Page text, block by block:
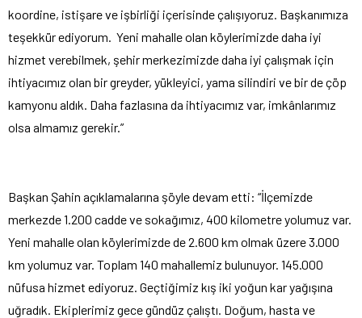
koordine, istişare ve işbirliği içerisinde çalışıyoruz. Başkanımıza
teşekkür ediyorum. Yeni mahalle olan köylerimizde daha iyi
hizmet verebilmek, şehir merkezimizde daha iyi çalışmak için
ihtiyacımız olan bir greyder, yükleyici, yama silindiri ve bir de çöp
kamyonu aldık. Daha fazlasına da ihtiyacımız var, imkânlarımız
olsa almamız gerekir.”
Başkan Şahin açıklamalarına şöyle devam etti: “İlçemizde
merkezde 1.200 cadde ve sokağımız, 400 kilometre yolumuz var.
Yeni mahalle olan köylerimizde de 2.600 km olmak üzere 3.000
km yolumuz var. Toplam 140 mahallemiz bulunuyor. 145.000
nüfusa hizmet ediyoruz. Geçtiğimiz kış iki yoğun kar yağışına
uğradık. Ekiplerimiz gece gündüz çalıştı. Doğum, hasta ve